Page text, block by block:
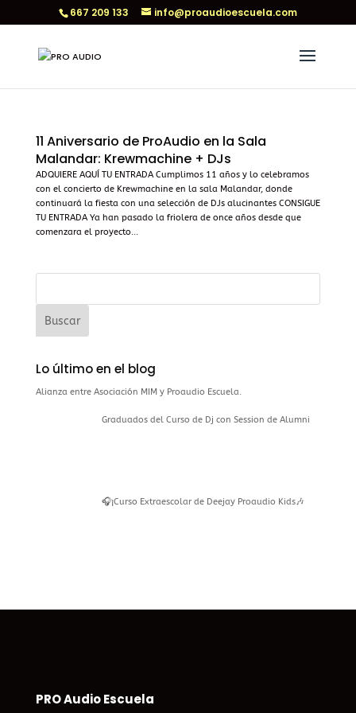
667 209 133 info@proaudioescuela.com
11 Aniversario de ProAudio en la Sala
Malandar: Krewmachine + DJs
ADQUIERE AQUÍ TU ENTRADA Cumplimos 11 años y lo celebramos
con el concierto de Krewmachine en la sala Malandar, donde
continuará la fiesta con una selección de DJs alucinantes CONSIGUE
TU ENTRADA Ya han pasado la friolera de once años desde que
comenzara el proyecto...
Lo último en el blog
Alianza entre Asociación MIM y Proaudio Escuela.
Graduados del Curso de Dj con Session de Alumni
🎧¡Curso Extraescolar de Deejay Proaudio Kids🎶
PRO Audio Escuela